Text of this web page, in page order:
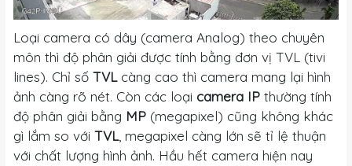
Loại camera có dây (camera Analog) theo chuyên
môn thì độ phân giải được tính bằng đơn vị TVL (tivi
lines). Chỉ số TVLcàng cao thì camera mang lại hình
ảnh càng rõ nét. Còn các loại camera IP thường tính
độ phân giải bằng MP (megapixel) cũng không khác
gì lắm so với TVL, megapixel càng lớn sẽ tỉ lệ thuận
với chất lượng hình ảnh. Hầu hết camera hiện nay